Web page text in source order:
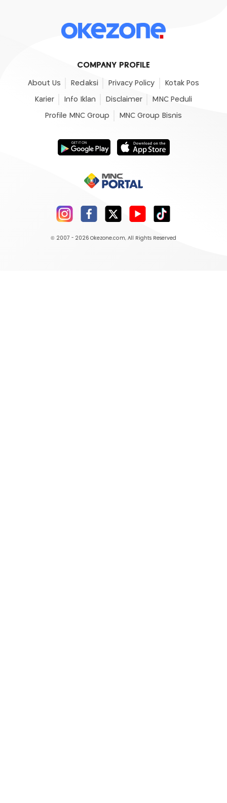
COMPANY PROFILE
About Us Redaksi Privacy Policy Kotak Pos
Karier Info Iklan Disclaimer MNC Peduli
Profile MNC Group MNC Group Bisnis
© 2007 - 2026 Okezone.com, All Rights Reserved